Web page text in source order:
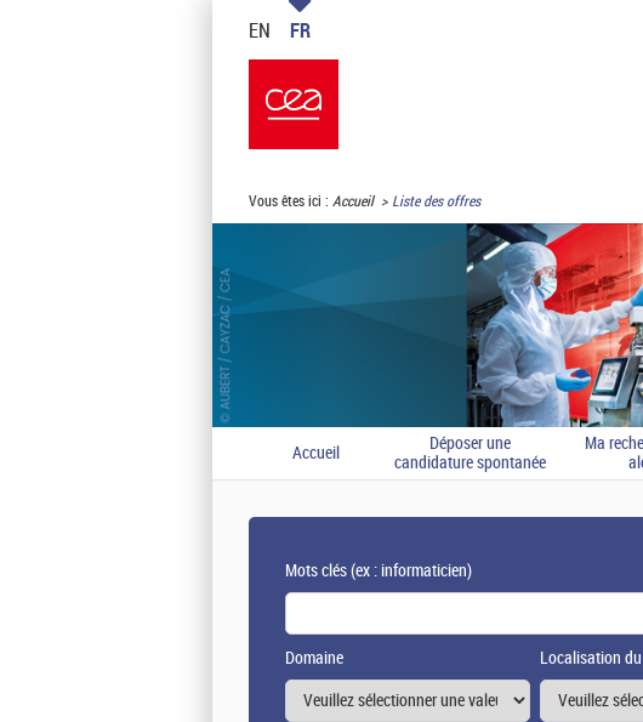
EN FR
Vous êtes ici : Accueil Liste des offres
Accueil
Déposer une
candidature spontanée
Ma
Mots clés(ex : informaticien)
Domaine Localisation